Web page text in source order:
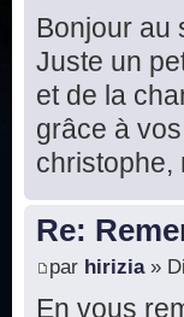
Bonjour au
Juste un
et de la
grâce à
christophe,
Re:
par hirizia»
En vous